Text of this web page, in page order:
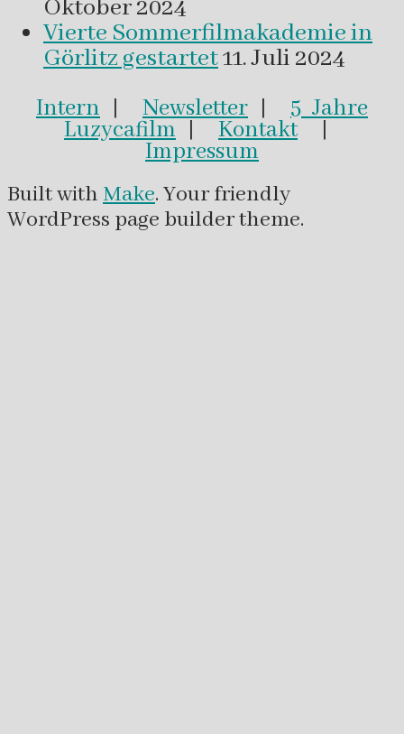
Oktober 2024
Vierte Sommerfilmakademie in
Görlitz gestartet11. Juli 2024
Intern | Newsletter | 5 Jahre
Luzycafilm | Kontakt|
Impressum
Built withMake. Your friendly
WordPress page builder theme.